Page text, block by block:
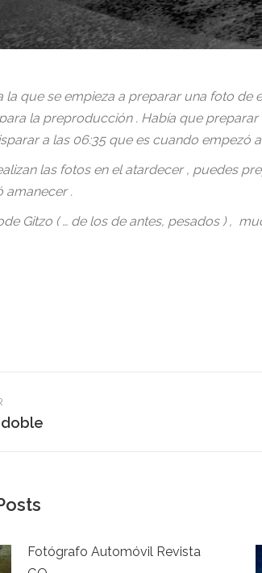
la que se empieza a preparar una foto
la preproducción . Había que
a las 06:35 que es cuando empezó
las fotos en el atardecer , puedes
amanecer .
Gitzo ( … de los de antes, pesados ) ,
doble
Fotógrafo Automóvil Revista